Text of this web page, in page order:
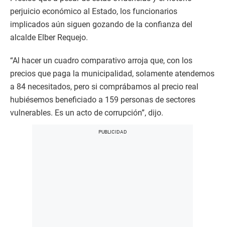
perjuicio económico al Estado, los funcionarios
implicados aún siguen gozando de la confianza del
alcalde Elber Requejo.
“Al hacer un cuadro comparativo arroja que, con los
precios que paga la municipalidad, solamente atendemos
a 84 necesitados, pero si comprábamos al precio real
hubiésemos beneficiado a 159 personas de sectores
vulnerables. Es un acto de corrupción”, dijo.